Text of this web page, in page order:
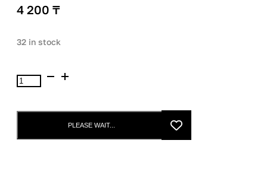
4 200 ₸
32 in stock
Ollin
спрей-
PLEASE WAIT...